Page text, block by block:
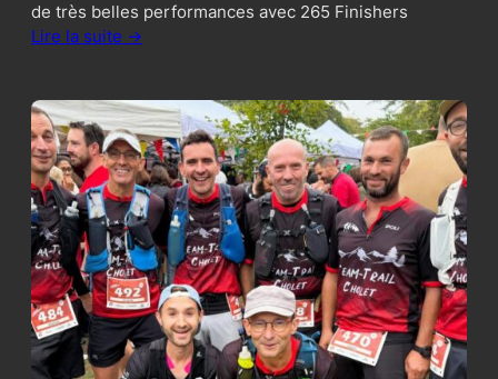
de très belles performances avec 265 Finishers
Lire la suite ->